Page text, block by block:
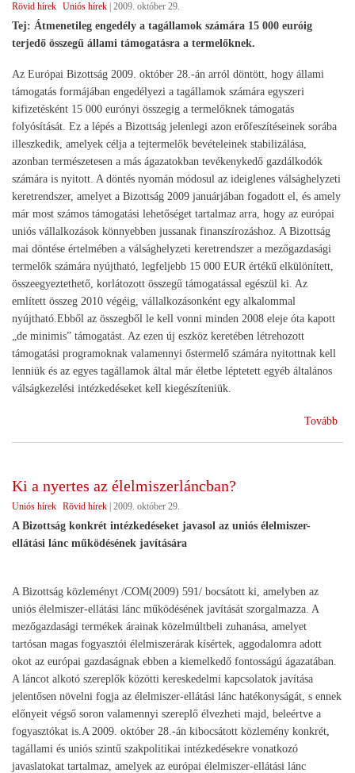
Rövid hírek Uniós hírek 2009. október 29.
Tej: Átmenetileg engedély a tagállamok számára 15 000 euróig
terjedő összegű állami támogatásra a termelőknek.
Az Európai Bizottság 2009. október 28.-án arról döntött, hogy állami
támogatás formájában engedélyezi a tagállamok számára egyszeri
kifizetésként 15 000 eurónyi összegig a termelőknek támogatás
folyósítását. Ez a lépés a Bizottság jelenlegi azon erőfeszítéseinek sorába
illeszkedik, amelyek célja a tejtermelők bevételeinek stabilizálása,
azonban természetesen a más ágazatokban tevékenykedő gazdálkodók
számára is nyitott. A döntés nyomán módosul az ideiglenes válsághelyzeti
keretrendszer, amelyet a Bizottság 2009 januárjában fogadott el, és amely
már most számos támogatási lehetőséget tartalmaz arra, hogy az európai
uniós vállalkozások könnyebben jussanak finanszírozáshoz. A Bizottság
mai döntése értelmében a válsághelyzeti keretrendszer a mezőgazdasági
termelők számára nyújtható, legfeljebb 15 000 EUR értékű elkülönített,
összeegyeztethető, korlátozott összegű támogatással egészül ki. Az
említett összeg 2010 végéig, vállalkozásonként egy alkalommal
nyújtható.Ebből az összegből le kell vonni minden 2008 eleje óta kapott
„de minimis” támogatást. Az ezen új eszköz keretében létrehozott
támogatási programoknak valamennyi őstermelő számára nyitottnak kell
lenniük és az egyes tagállamok által már életbe léptetett egyéb általános
válságkezelési intézkedéseket kell kiegészíteniük.
Tovább
Ki a nyertes az élelmiszerláncban?
Uniós hírek Rövid hírek | 2009. október 29.
A Bizottság konkrét intézkedéseket javasol az uniós élelmiszer-
ellátási lánc működésének javítására
A Bizottság közleményt /COM(2009) 591/ bocsátott ki, amelyben az
uniós élelmiszer-ellátási lánc működésének javítását szorgalmazza. A
mezőgazdasági termékek árainak közelmúltbeli zuhanása, amelyet
tartósan magas fogyasztói élelmiszerárak kísértek, aggodalomra adott
okot az európai gazdaságnak ebben a kiemelkedő fontosságú ágazatában.
A láncot alkotó szereplők közötti kereskedelmi kapcsolatok javítása
jelentősen növelni fogja az élelmiszer-ellátási lánc hatékonyságát, s ennek
előnyeit végső soron valamennyi szereplő élvezheti majd, beleértve a
fogyasztókat is.A 2009. október 28.-án kibocsátott közlemény konkrét,
tagállami és uniós szintű szakpolitikai intézkedésekre vonatkozó
javaslatokat tartalmaz, amelyek az európai élelmiszer-ellátási lánc